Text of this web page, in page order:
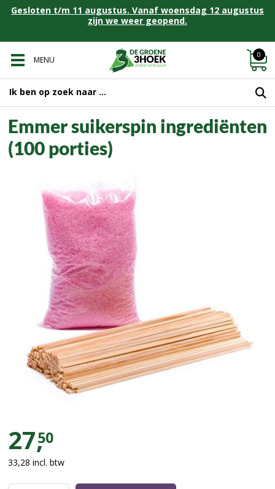
Gesloten t/m 11 augustus. Vanaf woensdag 12 augustus
zijn we weer geopend.
MENU
0
Emmer suikerspin ingrediënten
(100 porties)
Emmer suikerspin ingrediënten
27,50
33,28 incl. btw